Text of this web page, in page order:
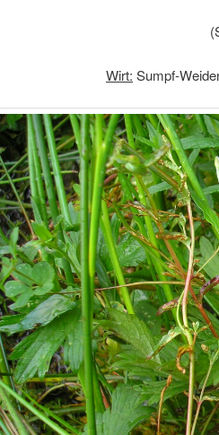
Wirt: Sumpf-